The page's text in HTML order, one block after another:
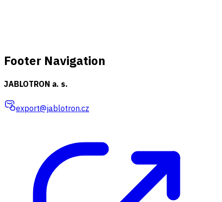
Footer Navigation
JABLOTRON a. s.
export@jablotron.cz